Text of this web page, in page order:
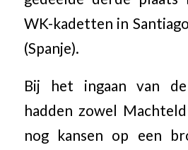
WK-kadetten in
(Spanje).
Bij het ingaan van
hadden zowel
nog kansen op een